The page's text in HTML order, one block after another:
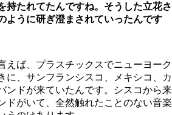
持たれてたんですね。そうした立花さ
ように研ぎ澄まされていったんです
ば、プラスチックスでニューヨーク
に、サンフランシスコ、メキシコ、カ
ンドが来ていたんです。シスコから来
ドがいて、全然触れたことのない音楽